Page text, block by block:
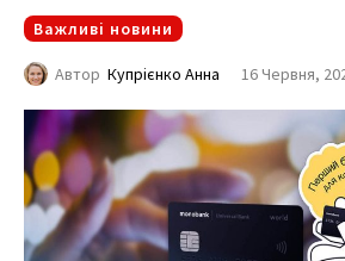
Важливі новини
Автор Купрієнко Анна 16 Червня,